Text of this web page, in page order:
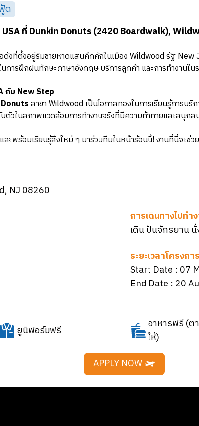
ด
ที่ Dunkin Donuts (2420 Boardwalk),
ดังที่ตั้งอยู่ริมชายหาดแสนคึกคักในเมือง Wildwood รัฐ
การฝึกฝนทักษะภาษาอังกฤษ บริการลูกค้า และการทำงานใน
กับ New Step
สาขา Wildwood เป็นโอกาสทองในการเรียนรู้การบ
ตัวในสภาพแวดล้อมการทำงานจริงที่มีความท้าทายและสนุก
ละพร้อมเรียนรู้สิ่งใหม่ ๆ มาร่วมทีมในหน้าร้อนนี้! งานที่นี่จะ
NJ 08260
การเดินทางไปทำ
เดิน ปั่นจักรยาน
ระยะเวลาโครงก
Start Date : 07
End Date : 20
ยูนิฟอร์มฟรี
อาหารฟรี (ต
ให้)
APPLY NOW